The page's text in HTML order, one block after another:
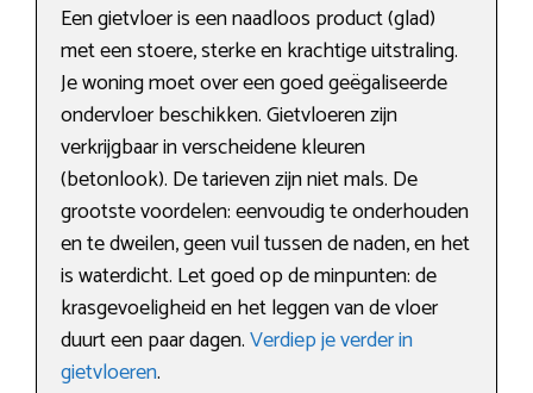
Een gietvloer is een naadloos product (glad)
met een stoere, sterke en krachtige uitstraling.
Je woning moet over een goed geëgaliseerde
ondervloer beschikken. Gietvloeren zijn
verkrijgbaar in verscheidene kleuren
(betonlook). De tarieven zijn niet mals. De
grootste voordelen: eenvoudig te onderhouden
en te dweilen, geen vuil tussen de naden, en het
is waterdicht. Let goed op de minpunten: de
krasgevoeligheid en het leggen van de vloer
duurt een paar dagen.Verdiep je verder in
gietvloeren.